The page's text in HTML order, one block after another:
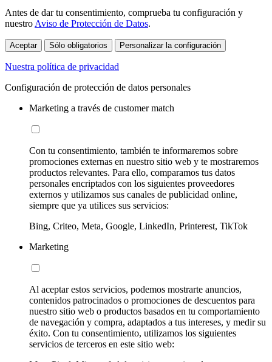
Antes de dar tu consentimiento, comprueba tu configuración y
nuestro Aviso de Protección de Datos.
Aceptar Sólo obligatorios Personalizar la configuración
Nuestra política de privacidad
Configuración de protección de datos personales
Marketing a través de customer match
Con tu consentimiento, también te informaremos sobre
promociones externas en nuestro sitio web y te mostraremos
productos relevantes. Para ello, comparamos tus datos
personales encriptados con los siguientes proveedores
externos y utilizamos sus canales de publicidad online,
siempre que ya utilices sus servicios:
Bing, Criteo, Meta, Google, LinkedIn, Printerest, TikTok
Marketing
Al aceptar estos servicios, podemos mostrarte anuncios,
contenidos patrocinados o promociones de descuentos para
nuestro sitio web o productos basados en tu comportamiento
de navegación y compra, adaptados a tus intereses, y medir su
éxito. Con tu consentimiento, utilizamos los siguientes
servicios de terceros en este sitio web: